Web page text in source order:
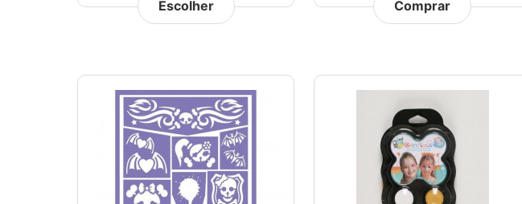
Escolher Comprar